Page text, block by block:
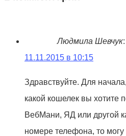
Людмила Шевчук:
11.11.2015 в 10:15
Здравствуйте. Для
какой кошелек вы хотите
ВебМани, ЯД или другой
номере телефона, то